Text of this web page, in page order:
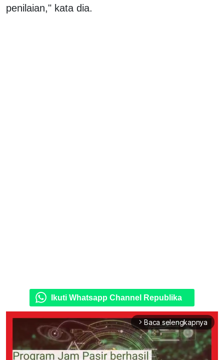
penilaian," kata dia.
Ikuti Whatsapp Channel Republika
arrow_forward_ios Baca selengkapnya